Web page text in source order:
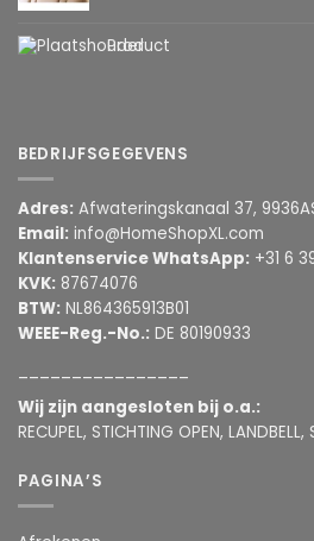
Product
BEDRIJFSGEGEVENS
Adres: Afwateringskanaal 37,
Email: info@HomeShopXL.com
Klantenservice WhatsApp: +31 6
KVK: 87674076
BTW: NL864365913B01
WEEE-Reg.-No.: DE 80190933
Wij zijn aangesloten bij o.a.:
RECUPEL, STICHTING OPEN, LANDBELL,
PAGINA’S